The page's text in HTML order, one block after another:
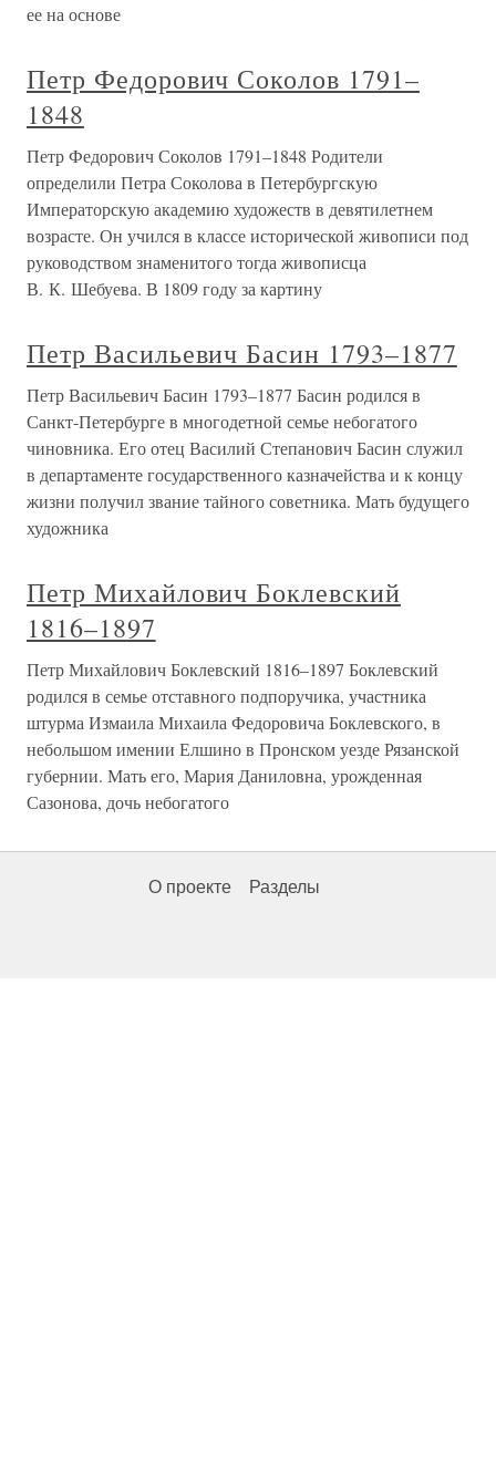
ее на основе
Петр Федорович Соколов 1791–
1848
Петр Федорович Соколов 1791–1848 Родители
определили Петра Соколова в Петербургскую
Императорскую академию художеств в девятилетнем
возрасте. Он учился в классе исторической живописи под
руководством знаменитого тогда живописца
В. К. Шебуева. В 1809 году за картину
Петр Васильевич Басин 1793–1877
Петр Васильевич Басин 1793–1877 Басин родился в
Санкт-Петербурге в многодетной семье небогатого
чиновника. Его отец Василий Степанович Басин служил
в департаменте государственного казначейства и к концу
жизни получил звание тайного советника. Мать будущего
художника
Петр Михайлович Боклевский
1816–1897
Петр Михайлович Боклевский 1816–1897 Боклевский
родился в семье отставного подпоручика, участника
штурма Измаила Михаила Федоровича Боклевского, в
небольшом имении Елшино в Пронском уезде Рязанской
губернии. Мать его, Мария Даниловна, урожденная
Сазонова, дочь небогатого
О проекте Разделы